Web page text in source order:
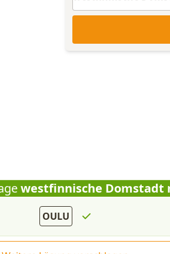
westfinnische Domstadt
OULU